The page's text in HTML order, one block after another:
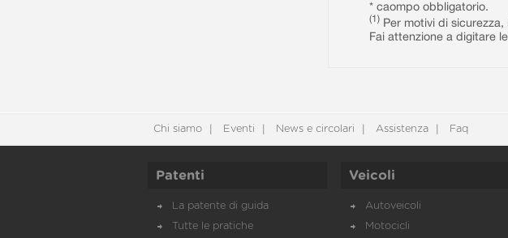
* caompo obbligatorio.
(1) Per motivi di
Fai attenzione a digitare
Chi siamo Eventi News e circolari Assistenza Faq
Patenti
La patente di guida
Tutte le pratiche
Veicoli
Autoveicoli
Motocicli